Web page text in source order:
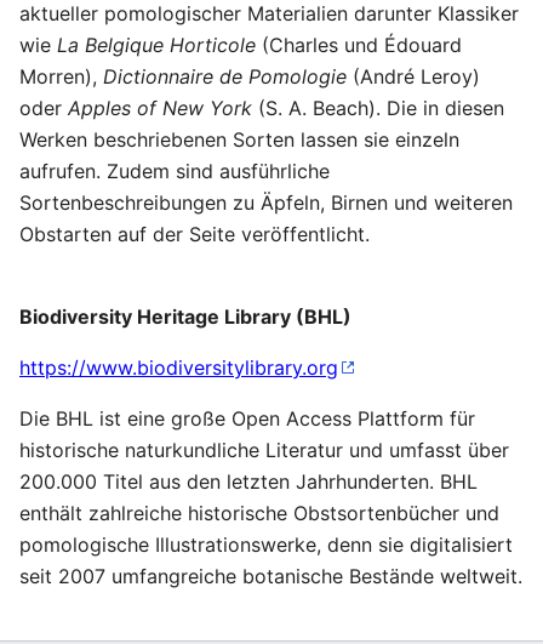
aktueller pomologischer Materialien darunter Klassiker
wie La Belgique Horticole (Charles und Édouard
Morren), Dictionnaire de Pomologie (André Leroy)
oder Apples of New York (S. A. Beach). Die in diesen
Werken beschriebenen Sorten lassen sie einzeln
aufrufen. Zudem sind ausführliche
Sortenbeschreibungen zu Äpfeln, Birnen und weiteren
Obstarten auf der Seite veröffentlicht.
Biodiversity Heritage Library (BHL)
https://www.biodiversitylibrary.org
Die BHL ist eine große Open Access Plattform für
historische naturkundliche Literatur und umfasst über
200.000 Titel aus den letzten Jahrhunderten. BHL
enthält zahlreiche historische Obstsortenbücher und
pomologische Illustrationswerke, denn sie digitalisiert
seit 2007 umfangreiche botanische Bestände weltweit.